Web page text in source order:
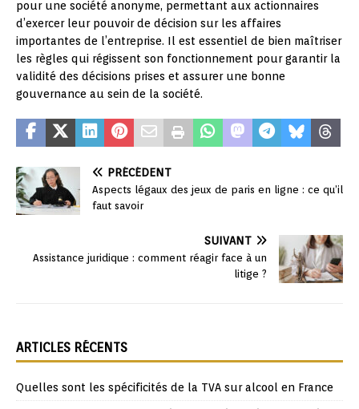
pour une société anonyme, permettant aux actionnaires
d’exercer leur pouvoir de décision sur les affaires
importantes de l’entreprise. Il est essentiel de bien maîtriser
les règles qui régissent son fonctionnement pour garantir la
validité des décisions prises et assurer une bonne
gouvernance au sein de la société.
PRÉCÉDENT
Aspects légaux des jeux de paris en ligne : ce qu’il
faut savoir
SUIVANT
Assistance juridique : comment réagir face à un
litige ?
ARTICLES RÉCENTS
Quelles sont les spécificités de la TVA sur alcool en France